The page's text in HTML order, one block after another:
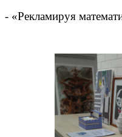
- «Рекламируя